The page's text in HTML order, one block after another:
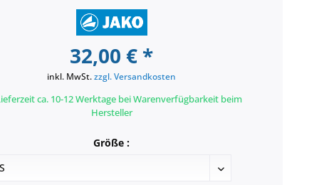
32,00 € *
inkl. MwSt.zzgl. Versandkosten
ca. 10-12 Werktage bei Warenverfügbarkeit beim
Hersteller
Größe :